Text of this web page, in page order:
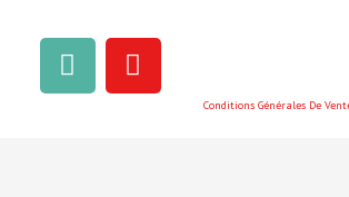
Conditions Générales De